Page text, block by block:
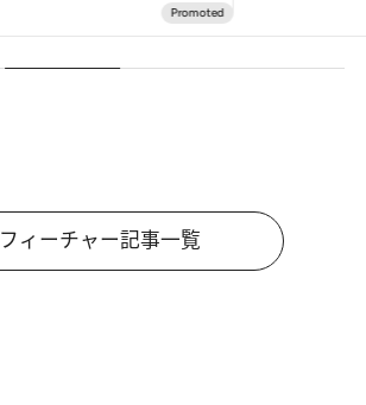
フィーチャー記事一覧